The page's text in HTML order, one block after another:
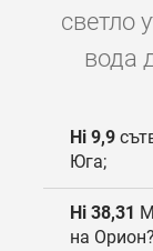
светло
вода
Hi 9,9
Юга;
Hi 38,31
на Орион?